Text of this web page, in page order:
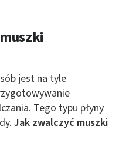
jest na tyle
Tego typu płyny
Jak zwalczyć muszki
lub
do